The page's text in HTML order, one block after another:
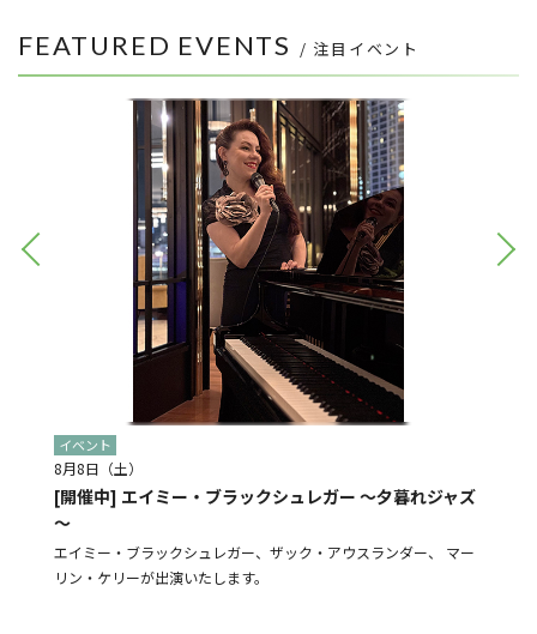
FEATURED EVENTS / 注目イベント
イベント
8月8日（土）
[開催中] エイミー・ブラックシュレガー ～夕暮れジャズ
～
エイミー・ブラックシュレガー、ザック・アウスランダー、 マー
リン・ケリーが出演いたします。